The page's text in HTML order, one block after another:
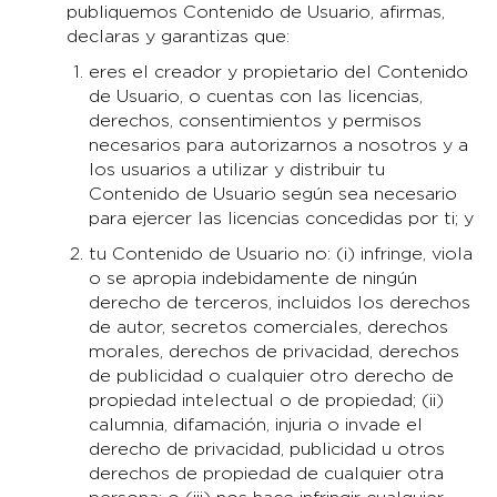
publiquemos Contenido de Usuario, afirmas,
declaras y garantizas que:
eres el creador y propietario del Contenido
de Usuario, o cuentas con las licencias,
derechos, consentimientos y permisos
necesarios para autorizarnos a nosotros y a
los usuarios a utilizar y distribuir tu
Contenido de Usuario según sea necesario
para ejercer las licencias concedidas por ti; y
tu Contenido de Usuario no: (i) infringe, viola
o se apropia indebidamente de ningún
derecho de terceros, incluidos los derechos
de autor, secretos comerciales, derechos
morales, derechos de privacidad, derechos
de publicidad o cualquier otro derecho de
propiedad intelectual o de propiedad; (ii)
calumnia, difamación, injuria o invade el
derecho de privacidad, publicidad u otros
derechos de propiedad de cualquier otra